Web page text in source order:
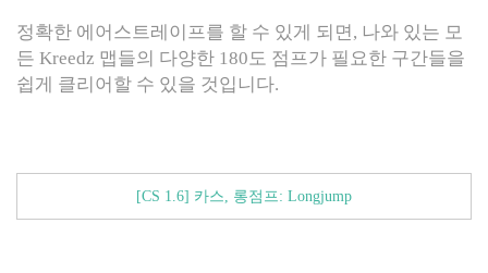
정확한 에어스트레이프를 할 수 있게 되면, 나와 있는 모
든 Kreedz 맵들의 다양한 180도 점프가 필요한 구간들을
쉽게 클리어할 수 있을 것입니다.
[CS 1.6] 카스, 롱점프: Longjump